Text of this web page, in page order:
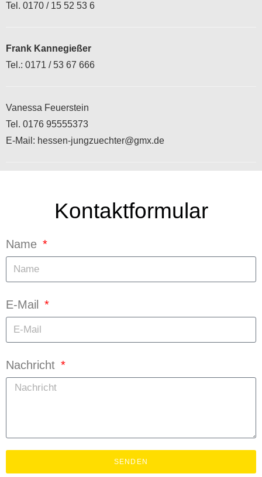
Tel. 0170 / 15 52 53 6
Frank Kannegießer
Tel.: 0171 / 53 67 666
Vanessa Feuerstein
Tel. 0176 95555373
E-Mail: hessen-jungzuechter@gmx.de
Kontaktformular
Name
E-Mail
Nachricht
SENDEN